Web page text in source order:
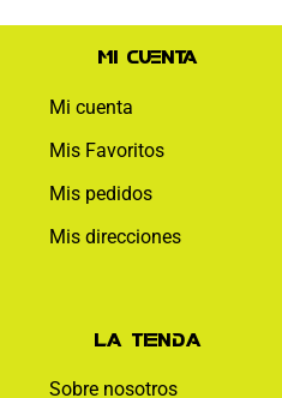
Mi cuenta
Mi cuenta
Mis Favoritos
Mis pedidos
Mis direcciones
La tienda
Sobre nosotros